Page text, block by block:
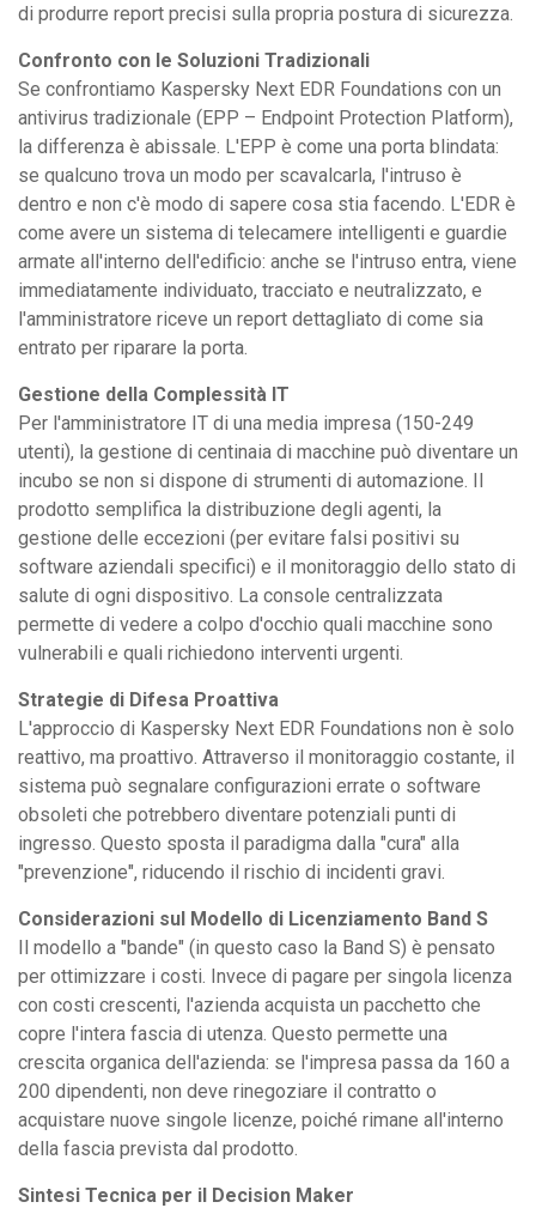
di produrre report precisi sulla propria postura di sicurezza.
Confronto con le Soluzioni Tradizionali
Se confrontiamo Kaspersky Next EDR Foundations con un
antivirus tradizionale (EPP – Endpoint Protection Platform),
la differenza è abissale. L'EPP è come una porta blindata:
se qualcuno trova un modo per scavalcarla, l'intruso è
dentro e non c'è modo di sapere cosa stia facendo. L'EDR è
come avere un sistema di telecamere intelligenti e guardie
armate all'interno dell'edificio: anche se l'intruso entra, viene
immediatamente individuato, tracciato e neutralizzato, e
l'amministratore riceve un report dettagliato di come sia
entrato per riparare la porta.
Gestione della Complessità IT
Per l'amministratore IT di una media impresa (150-249
utenti), la gestione di centinaia di macchine può diventare un
incubo se non si dispone di strumenti di automazione. Il
prodotto semplifica la distribuzione degli agenti, la
gestione delle eccezioni (per evitare falsi positivi su
software aziendali specifici) e il monitoraggio dello stato di
salute di ogni dispositivo. La console centralizzata
permette di vedere a colpo d'occhio quali macchine sono
vulnerabili e quali richiedono interventi urgenti.
Strategie di Difesa Proattiva
L'approccio di Kaspersky Next EDR Foundations non è solo
reattivo, ma proattivo. Attraverso il monitoraggio costante, il
sistema può segnalare configurazioni errate o software
obsoleti che potrebbero diventare potenziali punti di
ingresso. Questo sposta il paradigma dalla "cura" alla
"prevenzione", riducendo il rischio di incidenti gravi.
Considerazioni sul Modello di Licenziamento Band S
Il modello a "bande" (in questo caso la Band S) è pensato
per ottimizzare i costi. Invece di pagare per singola licenza
con costi crescenti, l'azienda acquista un pacchetto che
copre l'intera fascia di utenza. Questo permette una
crescita organica dell'azienda: se l'impresa passa da 160 a
200 dipendenti, non deve rinegoziare il contratto o
acquistare nuove singole licenze, poiché rimane all'interno
della fascia prevista dal prodotto.
Sintesi Tecnica per il Decision Maker